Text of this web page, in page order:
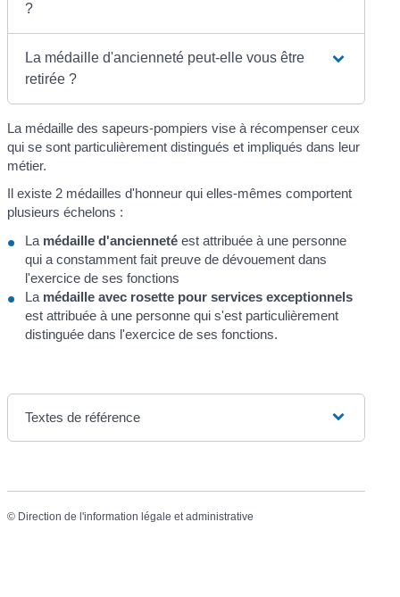
?
La médaille d'ancienneté peut-elle vous être
retirée ?
La médaille des sapeurs-pompiers vise à récompenser ceux
qui se sont particulièrement distingués et impliqués dans leur
métier.
Il existe 2 médailles d'honneur qui elles-mêmes comportent
plusieurs échelons :
La médaille d'ancienneté est attribuée à une personne
qui a constamment fait preuve de dévouement dans
l'exercice de ses fonctions
La médaille avec rosette pour services exceptionnels
est attribuée à une personne qui s'est particulièrement
distinguée dans l'exercice de ses fonctions.
Textes de référence
© Direction de l'information légale et administrative